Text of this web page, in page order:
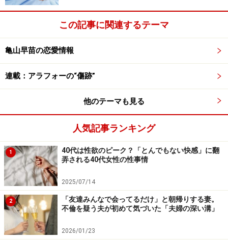
したね、私。彼は『ユイちゃんが、こんなに大人のいい
女になっているとは』なんて言い出したときも、なに言
れたのはうれしかったですね。高校時代の仲間ならで
は」
店を出たとき、ふらっとしたユイコさんを彼が支えてく
れた。その手の“確かさ”に彼女はドキッとした。しっか
「彼が私に好意をもってくれていると感じました。私は
この手にもっと支えられたいとも思った。彼がそのまま
私を抱きしめてくれたとき、体から力が抜けました。い
い年して路上で抱き合って、キスまでしてしまったんで
す」
40代後半にもなってはしたない、非常識だと思う人もい
この記事に関連するテーマ
亀山早苗の恋愛情報
連載：アラフォーの“傷跡”
他のテーマも見る
人気記事ランキング
1
40代は性欲のピーク？「とんでもない快感」に翻
弄される40代女性の性事情
2025/07/14
2
「友達みんなで会ってるだけ」と朝帰りする妻。
不倫を疑う夫が初めて気づいた「夫婦の深い溝」
2026/01/23